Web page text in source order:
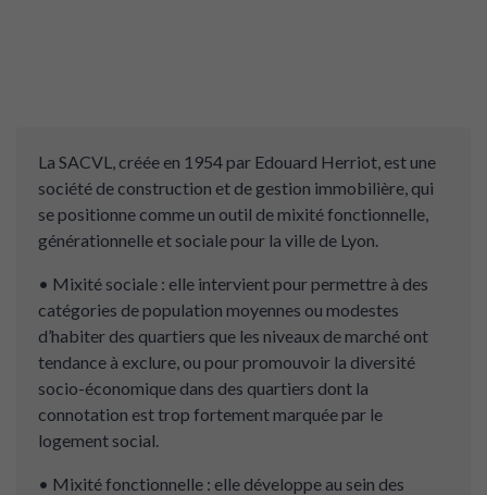
La SACVL, créée en 1954 par Edouard Herriot, est une
société de construction et de gestion immobilière, qui
se positionne comme un outil de mixité fonctionnelle,
générationnelle et sociale pour la ville de Lyon.
• Mixité sociale : elle intervient pour permettre à des
catégories de population moyennes ou modestes
d’habiter des quartiers que les niveaux de marché ont
tendance à exclure, ou pour promouvoir la diversité
socio-économique dans des quartiers dont la
connotation est trop fortement marquée par le
logement social.
• Mixité fonctionnelle : elle développe au sein des